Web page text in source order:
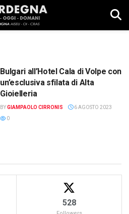
Bulgari all’Hotel Cala di Volpe con
un’esclusiva sfilata di Alta
Gioielleria
BYGIAMPAOLO CIRRONIS
6 AGOSTO 2023
0
528